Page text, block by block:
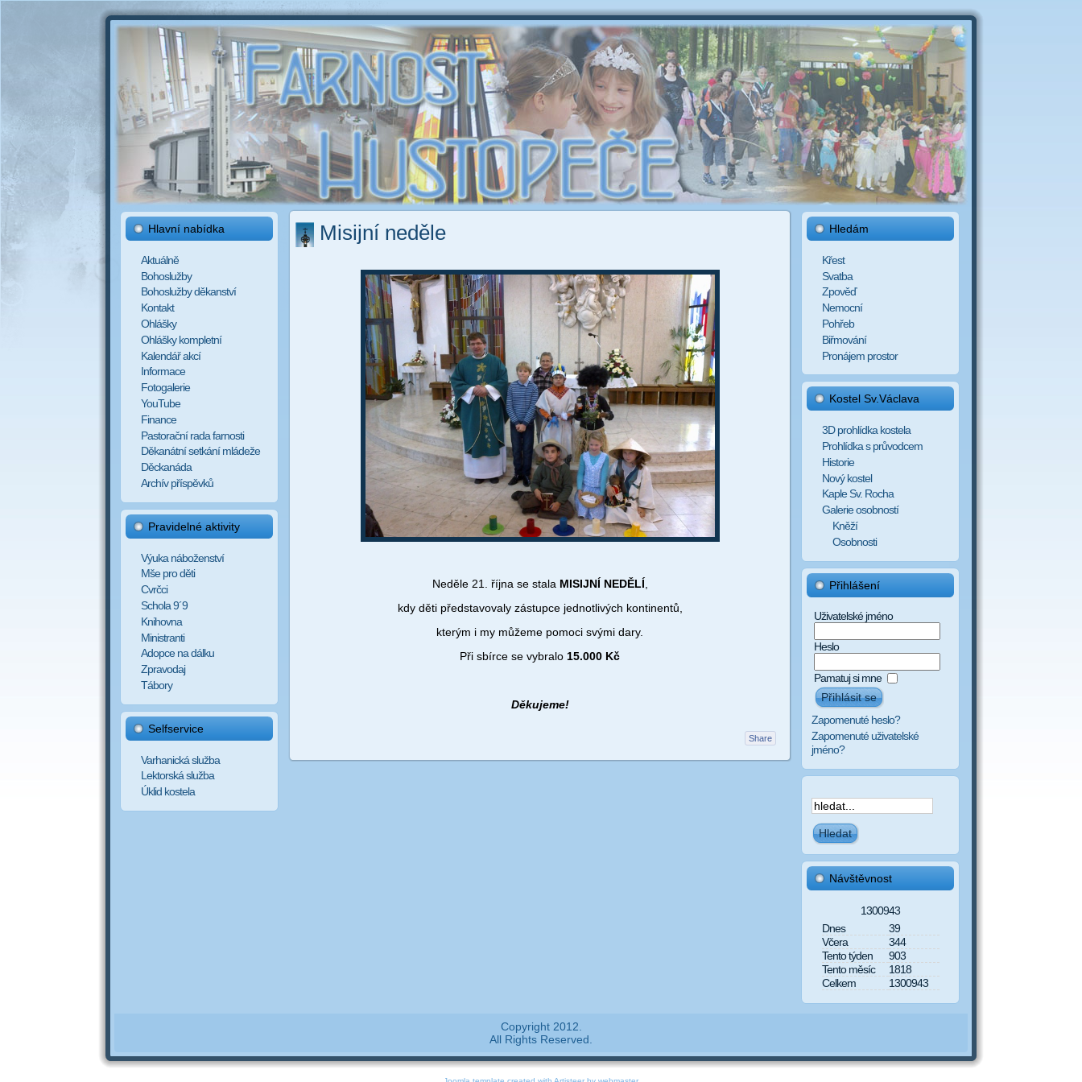
Hlavní nabídka
Aktuálně
Bohoslužby
Bohoslužby děkanství
Kontakt
Ohlášky
Ohlášky kompletní
Kalendář akcí
Informace
Fotogalerie
YouTube
Finance
Pastorační rada farnosti
Děkanátní setkání mládeže
Děckanáda
Archív příspěvků
Pravidelné aktivity
Výuka náboženství
Mše pro děti
Cvrčci
Schola 9´9
Knihovna
Ministranti
Adopce na dálku
Zpravodaj
Tábory
Selfservice
Varhanická služba
Lektorská služba
Úklid kostela
Misijní neděle
Neděle 21. října se stala MISIJNÍ NEDĚLÍ
kdy děti představovaly zástupce jednotlivých kontinentů,
kterým i my můžeme pomoci svými dary.
Při sbírce se vybralo 15.000 Kč
Děkujeme!
Share
Hledám
Křest
Svatba
Zpověď
Nemocní
Pohřeb
Biřmování
Pronájem prostor
Kostel Sv.Václava
3D prohlídka kostela
Prohlídka s průvodcem
Historie
Nový kostel
Kaple Sv. Rocha
Galerie osobností
Kněží
Osobnosti
Přihlášení
Uživatelské jméno
Heslo
Pamatuj si mne
Zapomenuté heslo?
Zapomenuté uživatelské
jméno?
Návštěvnost
1300943
Dnes
39
Včera
344
Tento týden
903
Tento měsíc
1818
Celkem
1300943
Copyright 2012.
All Rights Reserved.